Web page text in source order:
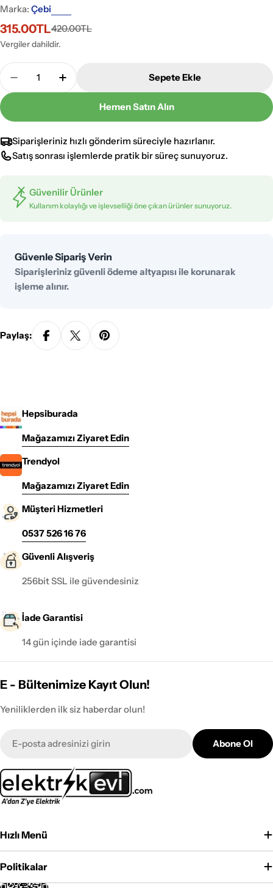
Marka: Çebi
İndirimli
fiyat
315.00TL
Normal
fiyat
420.00TL
Vergiler dahildir.
Adet
Çebi 16&#39;lı Sıva Altı W Otomat Kutusu 306-
Çebi 16&#39;lı Sıva Altı W Otomat
Sepete Ekle
Hemen Satın Alın
Siparişleriniz hızlı gönderim süreciyle hazırlanır.
Satış sonrası işlemlerde pratik bir süreç sunuyoruz.
Güvenilir Ürünler
Kullanım kolaylığı ve işlevselliği öne çıkan ürünler sunuyoruz.
Güvenle Sipariş Verin
Ödeme
yöntemleri
Siparişleriniz güvenli ödeme altyapısı ile korunarak
işleme alınır.
Paylaş:
Hepsiburada
Mağazamızı Ziyaret Edin
Trendyol
Mağazamızı Ziyaret Edin
Müşteri Hizmetleri
0537 526 16 76
Güvenli Alışveriş
256bit SSL ile güvendesiniz
İade Garantisi
14 gün içinde iade garantisi
Hızlı Menü
Politikalar
E - Bültenimize Kayıt Olun!
Yeniliklerden ilk siz haberdar olun!
posta
Abone Ol